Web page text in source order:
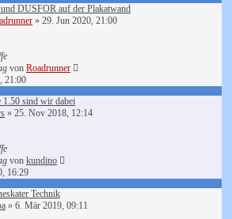
DUSFOR auf der Plakatwand
» 29. Jun 2020, 21:00
von Roadrunner
21:00
1.50 sind wir dabei
» 25. Nov 2018, 12:14
von kundino
16:29
Technik
» 6. Mär 2019, 09:11